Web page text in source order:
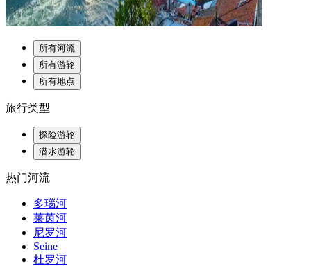
所有河流
所有游轮
所有地点
旅行类型
探险游轮
潜水游轮
热门河流
多瑙河
莱茵河
尼罗河
Seine
杜罗河